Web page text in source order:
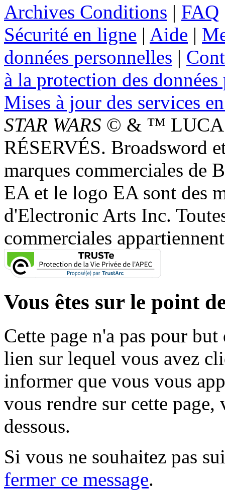
Archives Conditions | FAQ
Sécurité en ligne | Aide |
données personnelles |
à la protection des
Mises à jour des services
STAR WARS © & ™
RÉSERVÉS. Broadsword
marques commerciales de
EA et le logo EA sont des
d'Electronic Arts Inc.
commerciales
Vous êtes sur le point
Cette page n'a pas pour
lien sur lequel vous avez
informer que vous vous
vous rendre sur cette
dessous.
Si vous ne souhaitez pas
fermer ce message.